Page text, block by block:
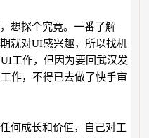
想探个究竟。一番了解
就对UI感兴趣，所以找机
工作，但因为要回武汉发
作，不得已去做了快手审
何成长和价值，自己对工